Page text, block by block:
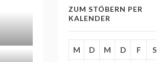
ZUM STÖBERN PER
KALENDER
M D M D F S